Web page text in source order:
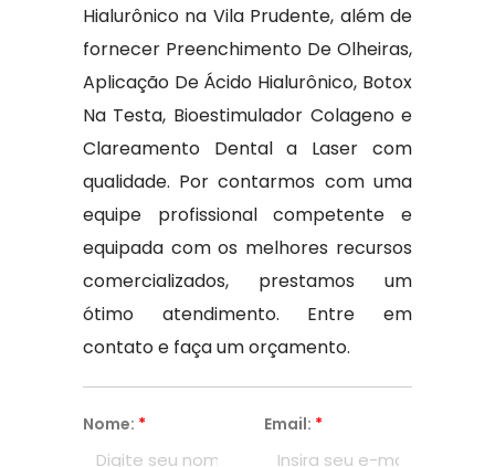
Hialurônico na Vila Prudente, além de
fornecer Preenchimento De Olheiras,
Aplicação De Ácido Hialurônico, Botox
Na Testa, Bioestimulador Colageno e
Clareamento Dental a Laser com
qualidade. Por contarmos com uma
equipe profissional competente e
equipada com os melhores recursos
comercializados, prestamos um
ótimo atendimento. Entre em
contato e faça um orçamento.
Nome: * Email: *